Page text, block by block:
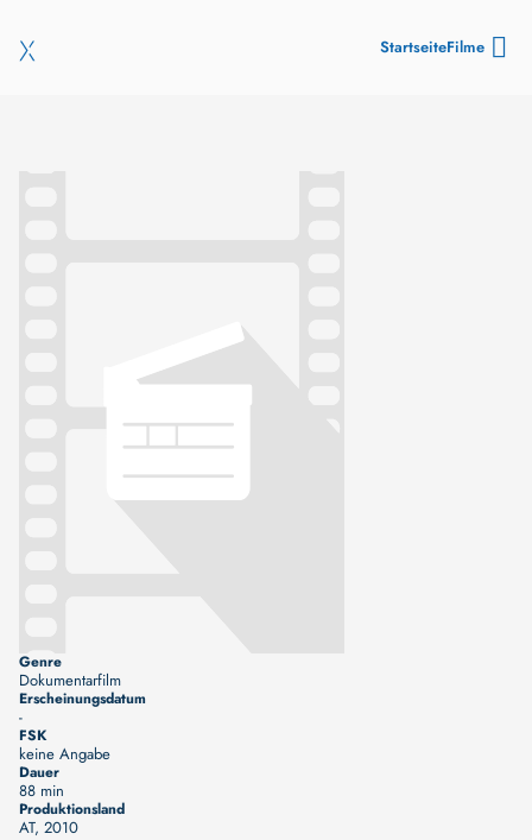
StartseiteFilme
Genre
Dokumentarfilm
Erscheinungsdatum
-
FSK
keine Angabe
Dauer
88 min
Produktionsland
AT, 2010